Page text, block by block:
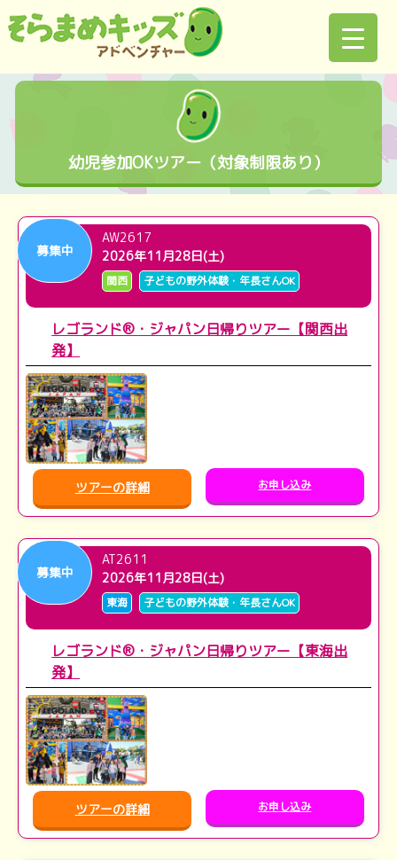
幼児参加OKツアー（対象制限あり）
募集中
AW2617
2026年11月28日(土)
関西 子どもの野外体験・年長さんOK
レゴランド®・ジャパン日帰りツアー【関西出
発】
ツアーの詳細 お申し込み
募集中
AT2611
2026年11月28日(土)
東海 子どもの野外体験・年長さんOK
レゴランド®・ジャパン日帰りツアー【東海出
発】
ツアーの詳細 お申し込み